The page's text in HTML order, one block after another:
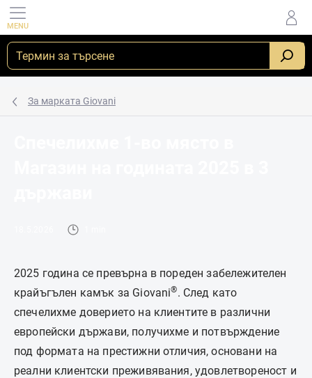
Преминаване
към
съдържанието
_
За марката Giovani
2025 година се превърна в пореден забележителен
крайъгълен камък за Giovani®. След като
спечелихме доверието на клиентите в различни
европейски държави, получихме и потвърждение
под формата на престижни отличия, основани на
реални клиентски преживявания, удовлетвореност и